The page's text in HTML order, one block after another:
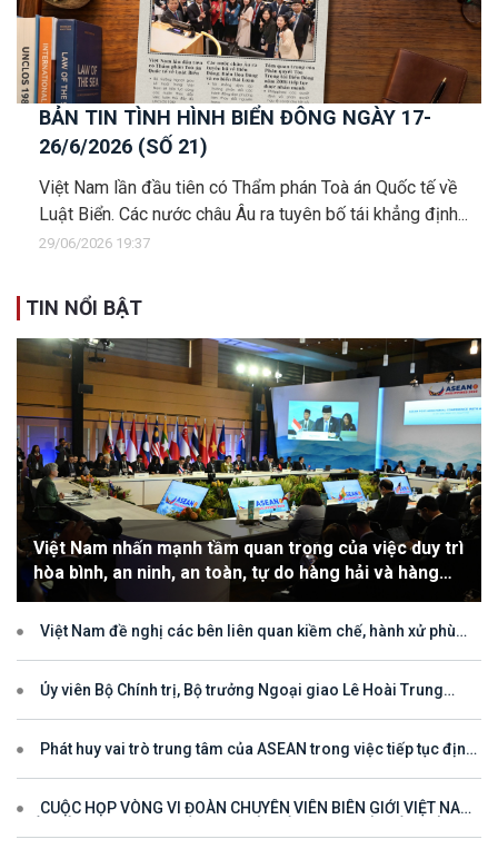
BẢN TIN TÌNH HÌNH BIỂN ĐÔNG NGÀY 17-
26/6/2026 (SỐ 21)
Việt Nam lần đầu tiên có Thẩm phán Toà án Quốc tế về
Luật Biển. Các nước châu Âu ra tuyên bố tái khẳng định...
29/06/2026 19:37
TIN NỔI BẬT
Việt Nam nhấn mạnh tầm quan trọng của việc duy trì
hòa bình, an ninh, an toàn, tự do hàng hải và hàng
không
Việt Nam đề nghị các bên liên quan kiềm chế, hành xử phù
phán đối với vùng đặc quyền kinh tế và thềm lục địa của quốc gia
ven biển
Ủy viên Bộ Chính trị, Bộ trưởng Ngoại giao Lê Hoài Trung
Phát huy vai trò trung tâm của ASEAN trong việc tiếp tục định
CUỘC HỌP VÒNG VI ĐOÀN CHUYÊN VIÊN BIÊN GIỚI VIỆT NAM
TRIỂN